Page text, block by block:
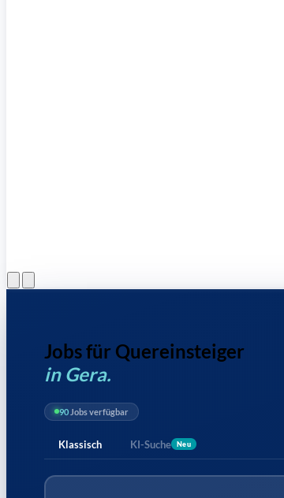
Jobs für Quereinsteiger
in Gera.
90 Jobs verfügbar
Klassisch KI-Suche Neu